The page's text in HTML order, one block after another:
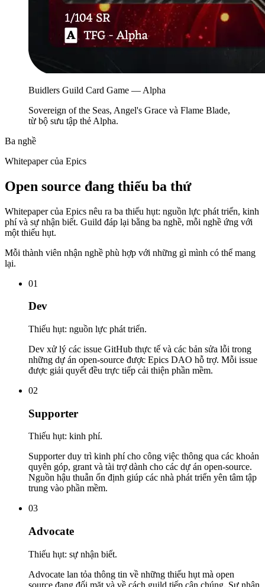
Buidlers Guild Card Game — Alpha
Sovereign of the Seas, Angel's Grace và Flame Blade,
từ bộ sưu tập thẻ Alpha.
Ba nghề
Whitepaper của Epics
Open source đang thiếu ba thứ
Whitepaper của Epics nêu ra ba thiếu hụt: nguồn lực phát triển, kinh
phí và sự nhận biết. Guild đáp lại bằng ba nghề, mỗi nghề ứng với
một thiếu hụt.
Mỗi thành viên nhận nghề phù hợp với những gì mình có thể mang
lại.
01
Dev
Thiếu hụt: nguồn lực phát triển.
Dev xử lý các issue GitHub thực tế và các bản sửa lỗi trong
những dự án open-source được Epics DAO hỗ trợ. Mỗi issue
được giải quyết đều trực tiếp cải thiện phần mềm.
02
Supporter
Thiếu hụt: kinh phí.
Supporter duy trì kinh phí cho công việc thông qua các khoản
quyên góp, grant và tài trợ dành cho các dự án open-source.
Nguồn hậu thuẫn ổn định giúp các nhà phát triển yên tâm tập
trung vào phần mềm.
03
Advocate
Thiếu hụt: sự nhận biết.
Advocate lan tỏa thông tin về những thiếu hụt mà open
source đang đối mặt và về cách guild tiếp cận chúng. Sự nhận